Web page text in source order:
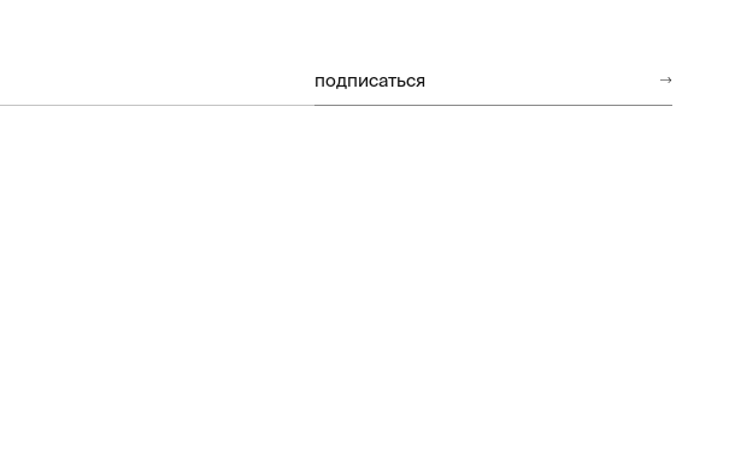
подписаться